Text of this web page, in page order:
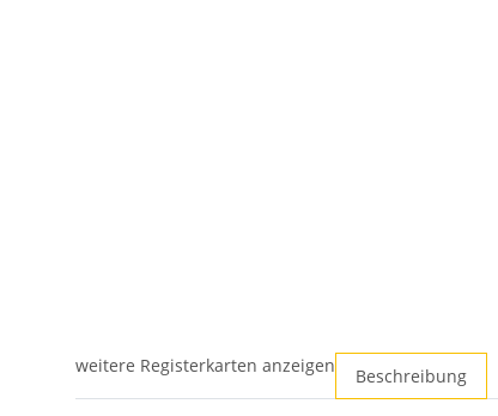
weitere Registerkarten anzeigen Beschreibung